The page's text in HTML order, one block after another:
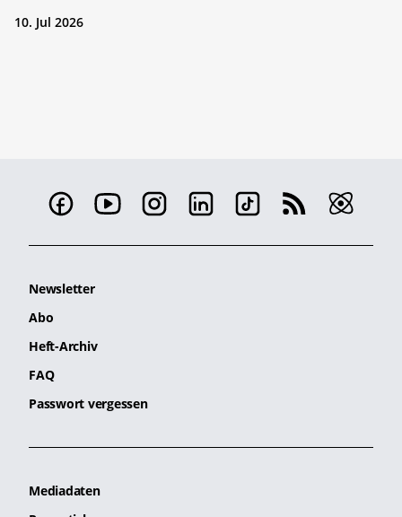
10. Jul 2026
Newsletter
Abo
Heft-Archiv
FAQ
Passwort vergessen
Mediadaten